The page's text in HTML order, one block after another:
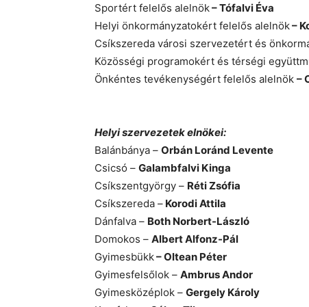
Sportért felelős alelnök– Tófalvi Éva
Helyi önkormányzatokért felelős alelnök–
Csíkszereda városi szervezetért és
Közösségi programokért és térségi
Önkéntes tevékenységért felelős alelnök –
Helyi szervezetek elnökei:
Balánbánya – Orbán Loránd Levente
Csicsó – Galambfalvi Kinga
Csíkszentgyörgy – Réti Zsófia
Csíkszereda – Korodi Attila
Dánfalva – Both Norbert-László
Domokos – Albert Alfonz-Pál
Gyimesbükk– Oltean Péter
Gyimesfelsőlok – Ambrus Andor
Gyimesközéplok – Gergely Károly